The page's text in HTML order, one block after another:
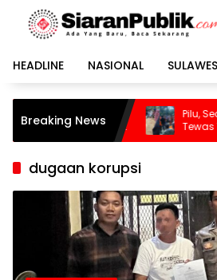
Langsung
konten
HEADLINE
NASIONAL
Breaking NewsPilu, Seorang Ibu Beserta
Tewas Terjebak Kebakaran di
dugaan korupsi